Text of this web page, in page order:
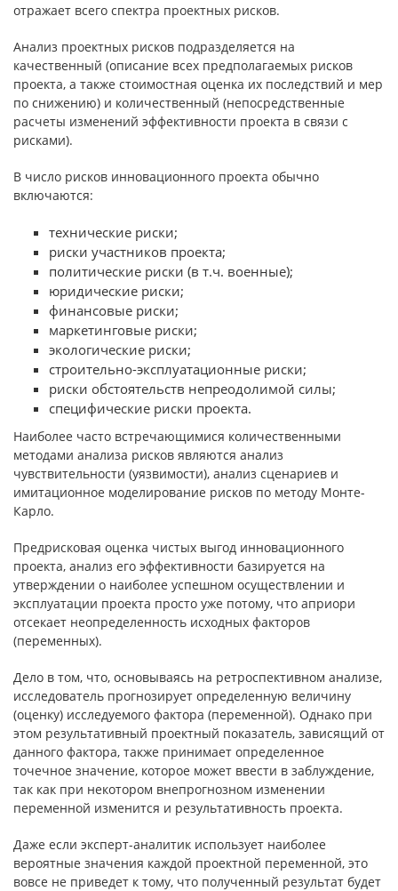
отражает всего спектра проектных рисков.
Анализ проектных рисков подразделяется на
качественный (описание всех предполагаемых рисков
проекта, а также стоимостная оценка их последствий и мер
по снижению) и количественный (непосредственные
расчеты изменений эффективности проекта в связи с
рисками).
В число рисков инновационного проекта обычно
включаются:
технические риски;
риски участников проекта;
политические риски (в т.ч. военные);
юридические риски;
финансовые риски;
маркетинговые риски;
экологические риски;
строительно-эксплуатационные риски;
риски обстоятельств непреодолимой силы;
специфические риски проекта.
Наиболее часто встречающимися количественными
методами анализа рисков являются анализ
чувствительности (уязвимости), анализ сценариев и
имитационное моделирование рисков по методу Монте-
Карло.
Предрисковая оценка чистых выгод инновационного
проекта, анализ его эффективности базируется на
утверждении о наиболее успешном осуществлении и
эксплуатации проекта просто уже потому, что априори
отсекает неопределенность исходных факторов
(переменных).
Дело в том, что, основываясь на ретроспективном анализе,
исследователь прогнозирует определенную величину
(оценку) исследуемого фактора (переменной). Однако при
этом результативный проектный показатель, зависящий от
данного фактора, также принимает определенное
точечное значение, которое может ввести в заблуждение,
так как при некотором внепрогнозном изменении
переменной изменится и результативность проекта.
Даже если эксперт-аналитик использует наиболее
вероятные значения каждой проектной переменной, это
вовсе не приведет к тому, что полученный результат будет